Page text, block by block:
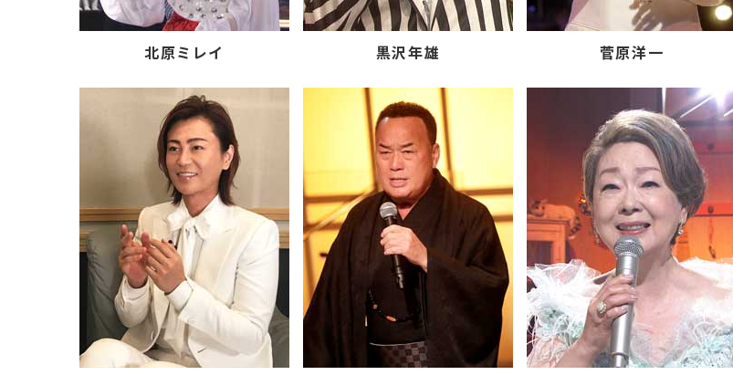
北原ミレイ 黒沢年雄 菅原洋一